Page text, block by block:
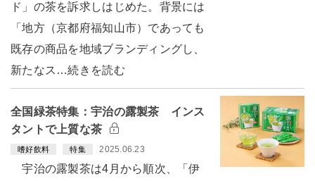
ド」の茶を訴求しはじめた。背景には
「地方（京都府福知山市）であっても
既存の商品を地域ブランディングし、
新たなス…続きを読む
全国緑茶特集：宇治の露製茶 インス
タントで上質な茶
嗜好飲料 特集 2025.06.23
宇治の露製茶は4月から順次、「伊